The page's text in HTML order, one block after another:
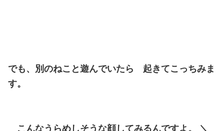
でも、別のねこと遊んでいたら 起きてこっちみま
す。
こんなうらめしそうな顔してみるんですよ。 ＼